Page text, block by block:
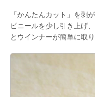
「かんたんカット」を剥
ビニールを少し引き上げ
とウインナーが簡単に取